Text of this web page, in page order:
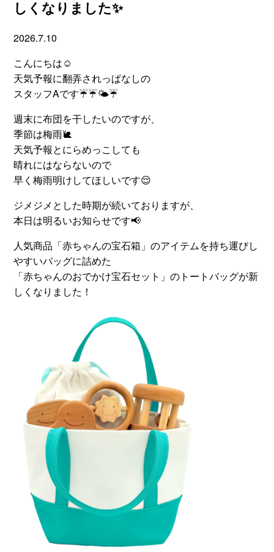
しくなりました✨
2026.7.10
こんにちは☺
天気予報に翻弄されっぱなしの
スタッフAです☔☔🌤☔
週末に布団を干したいのですが、
季節は梅雨🐌
天気予報とにらめっこしても
晴れにはならないので
早く梅雨明けしてほしいです😌
ジメジメとした時期が続いておりますが、
本日は明るいお知らせです📢
人気商品「赤ちゃんの宝石箱」のアイテムを持ち運びし
やすいバッグに詰めた
「赤ちゃんのおでかけ宝石セット」のトートバッグが新
しくなりました！